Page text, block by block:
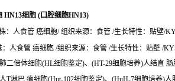
HN13细胞 (口腔细胞HN13)
：人食管 癌细胞/ 组织来源：食管 /生长特性：贴壁/
人食管 癌细胞 /组织来源：食管 /生长特性：贴壁 /
二倍体细胞(HL细胞鉴定)、(HT-29细胞培养)人结直
T淋巴 瘤细胞(Hut-102细胞鉴定)、(HuH-7细胞培养)